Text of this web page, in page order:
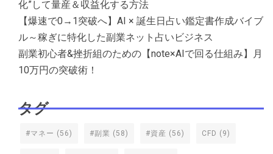
化”して量産＆収益化する方法
【爆速で0→1突破へ】AI × 誕生日占い鑑定書作成バイブ
ル～稼ぎに特化した副業ネット占いビジネス
副業初心者&挫折組のための【note×AIで回る仕組み】月
10万円の突破術！
タグ
#マネー (56) #副業 (58) #資産 (56) CFD (9)